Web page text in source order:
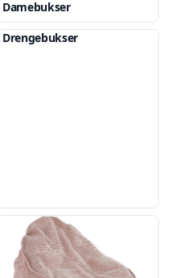
Damebukser
Drengebukser